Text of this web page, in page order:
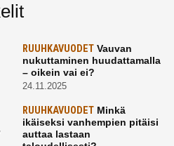
RUUHKAVUODETVauvan
nukuttaminen huudattamalla
– oikein vai ei?
24.11.2025
RUUHKAVUODETMinkä
ikäiseksi vanhempien pitäisi
auttaa lastaan